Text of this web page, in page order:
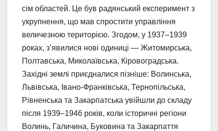
сім областей. Це був радянський експеримент з
укрупнення, що мав спростити управління
величезною територією. Згодом, у 1937–1939
роках, з’явилися нові одиниці — Житомирська,
Полтавська, Миколаївська, Кіровоградська.
Західні землі приєдналися пізніше: Волинська,
Львівська, Івано-Франківська, Тернопільська,
Рівненська та Закарпатська увійшли до складу
після 1939–1946 років, коли історичні регіони
Волинь, Галичина, Буковина та Закарпаття